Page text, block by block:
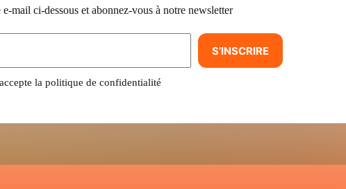
e-mail ci-dessous et abonnez-vous à notre newsletter
S’INSCRIRE
la politique de confidentialité